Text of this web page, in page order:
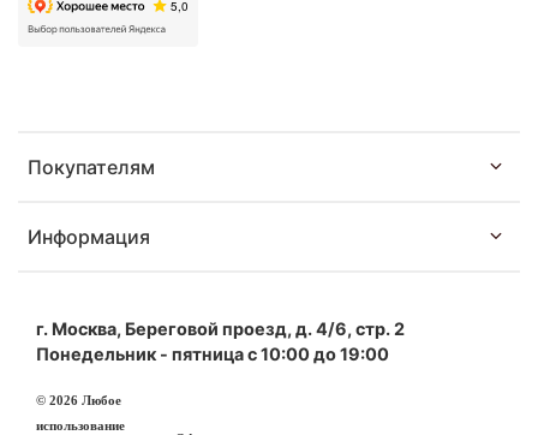
Покупателям
Информация
г. Москва, Береговой проезд, д. 4/6, стр. 2
Понедельник - пятница с 10:00 до 19:00
© 2026 Любое
использование